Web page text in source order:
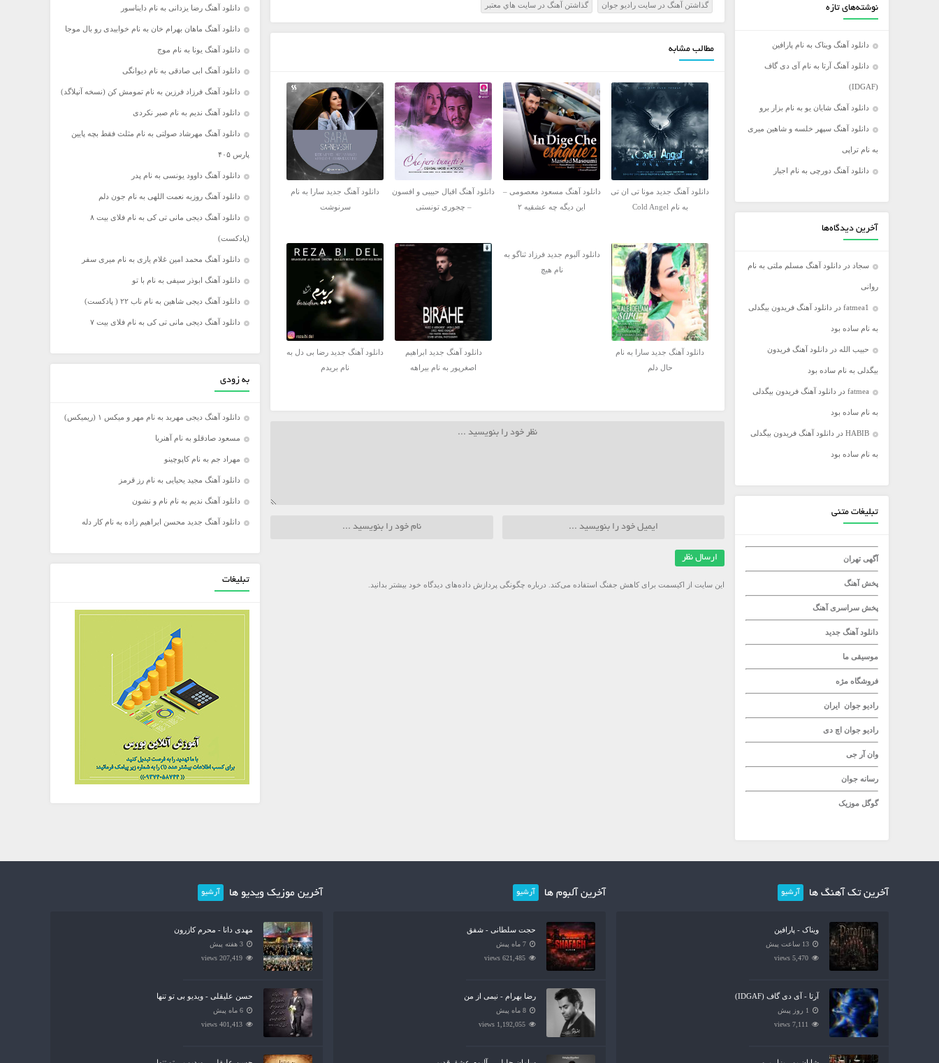
مجید اخشابی
مجید خراطها
محسن چاووشی
محسن یگانه
محمد رضا گلزار
محمد علیزاده
مرتضی اشرفی
مرتضی سرمدی
مهدی جهانی
مهدی یغمایی
میثم ابراهیمی
میلاد راستاد
نوشته‌های تازه
دانلود آهنگ ویناک به نام پارافین
دانلود آهنگ آرتا به نام آی دی گاف
(IDGAF)
دانلود آهنگ شایان یو به نام بزار برو
دانلود آهنگ سپهر خلسه و شاهین میری
به نام تراپی
دانلود آهنگ دورچی به نام اجبار
آخرین دیدگاه‌ها
سجاد در دانلود آهنگ مسلم ملتی به نام
روانی
fatmea1 در دانلود آهنگ فریدون بیگدلی
به نام ساده بود
حبیب الله در دانلود آهنگ فریدون
بیگدلی به نام ساده بود
fatmea در دانلود آهنگ فریدون بیگدلی
به نام ساده بود
HABIB در دانلود آهنگ فریدون بیگدلی
به نام ساده بود
تبلیغات متنی
آگهی تهران
پخش آهنگ
پخش سراسری آهنگ
دانلود آهنگ جدید
موسیقی ما
فروشگاه مژه
رادیو جوان ایران
رادیو جوان اچ دی
وان آر جی
رسانه جوان
گوگل موزیک
گذاشتن آهنگ در سايت راديو جوان گذاشتن آهنگ در سايت هاي معتبر
مطالب مشابه
دانلود آهنگ جدید مونا تی ان تی
به نام Cold Angel
دانلود آهنگ مسعود معصومی –
این دیگه چه عشقیه ۲
دانلود آهنگ اقبال حبیبی و افسون
– چجوری تونستی
دانلود آهنگ جدید سارا به نام
سرنوشت
دانلود آهنگ جدید سارا به نام
حال دلم
دانلود آلبوم جدید فرزاد ثناگو به
نام هیچ
دانلود آهنگ جدید ابراهیم
اصغرپور به نام بیراهه
دانلود آهنگ جدید رضا بی دل به
نام بریدم
این سایت از اکیسمت برای کاهش جفنگ استفاده می‌کند. درباره چگونگی پردازش داده‌های دیدگاه خود بیشتر بدانید.
دانلود آهنگ رضا یزدانی به نام دایناسور
دانلود آهنگ ماهان بهرام خان به نام خوابیدی رو بال موجا
دانلود آهنگ یونا به نام موج
دانلود آهنگ ابی صادقی به نام دیوانگی
دانلود آهنگ فرزاد فرزین به نام تمومش کن (نسخه آنپلاگد)
دانلود آهنگ ندیم به نام صبر نکردی
دانلود آهنگ مهرشاد صولتی به نام مثلث فقط بچه پایین
پارس ۴۰۵
دانلود آهنگ داوود یونسی به نام پدر
دانلود آهنگ روزبه نعمت اللهی به نام جون دلم
دانلود آهنگ دیجی مانی تی کی به نام فلای بیت ۸
(پادکست)
دانلود آهنگ محمد امین غلام یاری به نام میری سفر
دانلود آهنگ ابوذر سیفی به نام با تو
دانلود آهنگ دیجی شاهین به نام ناب ۲۲ ( پادکست)
دانلود آهنگ دیجی مانی تی کی به نام فلای بیت ۷
به زودی
دانلود آهنگ دیجی مهربد به نام مهر و میکس ۱ (ریمیکس)
مسعود صادقلو به نام آهنربا
مهراد جم به نام کاپوچینو
دانلود آهنگ مجید یحیایی به نام رز قرمز
دانلود آهنگ ندیم به نام نام و نشون
دانلود آهنگ جدید محسن ابراهیم زاده به نام کار دله
تبلیغات
آخرین تک آهنگ ها آرشیو
ویناک - پارافین
13 ساعت پیش
5,470 views
آرتا - آی دی گاف (IDGAF)
1 روز پیش
7,111 views
آخرین آلبوم ها آرشیو
حجت سلطانی - شفق
7 ماه پیش
621,485 views
رضا بهرام - نیمی از من
8 ماه پیش
1,192,055 views
آخرین موزیک ویدیو ها آرشیو
مهدی دانا - محرم کازرون
3 هفته پیش
207,419 views
حسن علیقلی - ویدیو بی تو تنها
6 ماه پیش
401,413 views